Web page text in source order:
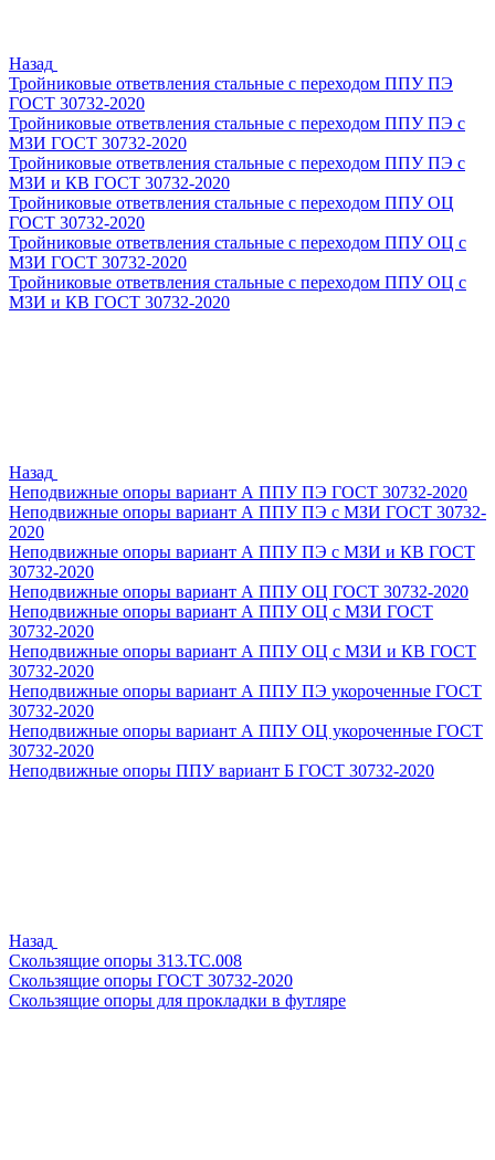
Назад
Тройниковые ответвления стальные с переходом ППУ ПЭ
ГОСТ 30732-2020
Тройниковые ответвления стальные с переходом ППУ ПЭ с
МЗИ ГОСТ 30732-2020
Тройниковые ответвления стальные с переходом ППУ ПЭ с
МЗИ и КВ ГОСТ 30732-2020
Тройниковые ответвления стальные с переходом ППУ ОЦ
ГОСТ 30732-2020
Тройниковые ответвления стальные с переходом ППУ ОЦ с
МЗИ ГОСТ 30732-2020
Тройниковые ответвления стальные с переходом ППУ ОЦ с
МЗИ и КВ ГОСТ 30732-2020
Назад
Неподвижные опоры вариант А ППУ ПЭ ГОСТ 30732-2020
Неподвижные опоры вариант А ППУ ПЭ с МЗИ ГОСТ 30732-
2020
Неподвижные опоры вариант А ППУ ПЭ с МЗИ и КВ ГОСТ
30732-2020
Неподвижные опоры вариант А ППУ ОЦ ГОСТ 30732-2020
Неподвижные опоры вариант А ППУ ОЦ с МЗИ ГОСТ
30732-2020
Неподвижные опоры вариант А ППУ ОЦ с МЗИ и КВ ГОСТ
30732-2020
Неподвижные опоры вариант А ППУ ПЭ укороченные ГОСТ
30732-2020
Неподвижные опоры вариант А ППУ ОЦ укороченные ГОСТ
30732-2020
Неподвижные опоры ППУ вариант Б ГОСТ 30732-2020
Назад
Скользящие опоры 313.ТС.008
Скользящие опоры ГОСТ 30732-2020
Скользящие опоры для прокладки в футляре